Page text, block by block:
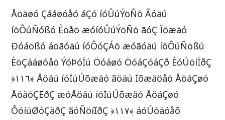
Åöäøó Çááøóåó áÇó íóÛúÝöÑõ Ãóäú
íõÔúÑóßó Èöåö æóíóÛúÝöÑõ ãóÇ Ïõæäó
Ðóáößó áöãóäú íóÔóÇÁõ æóãóäú íõÔúÑößú
ÈöÇááøóåö ÝóÞóÏú Öóáøó ÖóáÇóáÇð ÈóÚöíÏðÇ
﴿١١٦﴾ Åöäú íóÏúÚõæäó ãöäú Ïõæäöåö ÅöáÇøó
ÅöäóÇËðÇ æóÅöäú íóÏúÚõæäó ÅöáÇøó
ÔóíúØóÇäðÇ ãóÑöíÏðÇ ﴿١١٧﴾ áóÚóäóåõ